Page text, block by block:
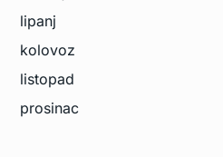
lipanj
kolovoz
listopad
prosinac